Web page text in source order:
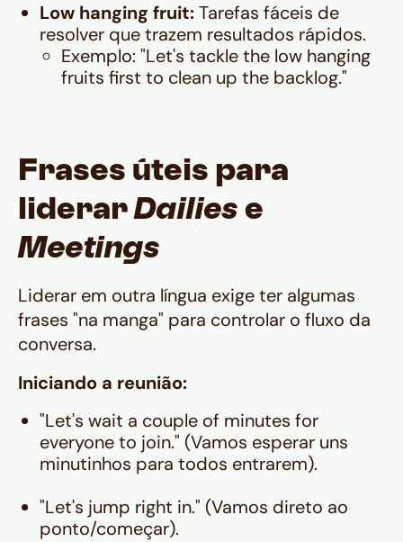
Low hanging fruit:Tarefas fáceis de
resolver que trazem resultados rápidos.
Exemplo: "Let's tackle the low hanging
fruits first to clean up the backlog."
Frases úteis para
liderarDailies e
Meetings
Liderar em outra língua exige ter algumas
frases "na manga" para controlar o fluxo da
conversa.
Iniciando a reunião:
"Let's wait a couple of minutes for
everyone to join." (Vamos esperar uns
minutinhos para todos entrarem).
"Let's jump right in." (Vamos direto ao
ponto/começar).